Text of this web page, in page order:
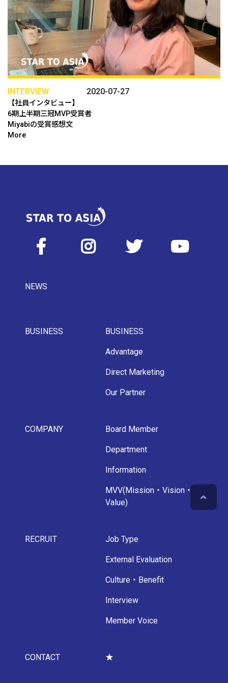
INTERVIEW 2020-07-27
【社員インタビュー】
6期上半期三冠MVP受賞者
Miyabiの受賞感想文
More
NEWS
BUSINESS BUSINESS
Advantage
Direct Marketing
Our Partner
COMPANY Board Member
Department
Information
MVV(Mission・Vision・
Value)
RECRUIT Job Type
External Evaluation
Culture・Benefit
Interview
Member Voice
CONTACT ★